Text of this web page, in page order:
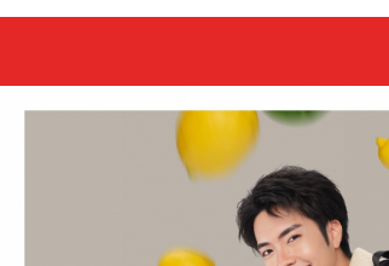
ธนาคาร ร้านอาหาร เอ็นเตอร์